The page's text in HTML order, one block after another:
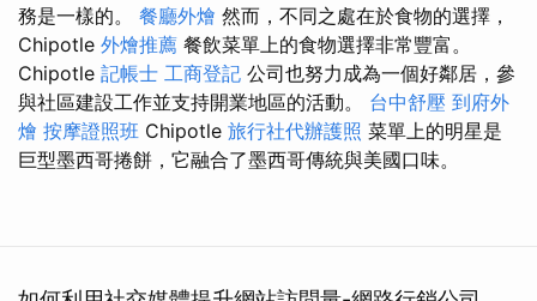
務是一樣的。 餐廳外燴 然而，不同之處在於食物的選擇，
Chipotle 外燴推薦 餐飲菜單上的食物選擇非常豐富。
Chipotle 記帳士 工商登記 公司也努力成為一個好鄰居，參
與社區建設工作並支持開業地區的活動。 台中舒壓 到府外
燴 按摩證照班 Chipotle 旅行社代辦護照 菜單上的明星是
巨型墨西哥捲餅，它融合了墨西哥傳統與美國口味。